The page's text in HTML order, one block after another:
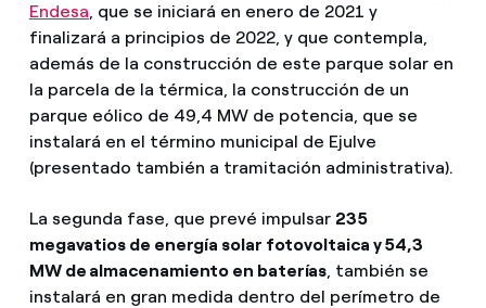
Endesa , que se iniciará en enero de 2021 y
finalizará a principios de 2022, y que contempla,
además de la construcción de este parque solar en
la parcela de la térmica, la construcción de un
parque eólico de 49,4 MW de potencia, que se
instalará en el término municipal de Ejulve
(presentado también a tramitación administrativa).
La segunda fase, que prevé impulsar 235
megavatios de energía solar fotovoltaica y 54,3
MW de almacenamiento en baterías, también se
instalará en gran medida dentro del perímetro de